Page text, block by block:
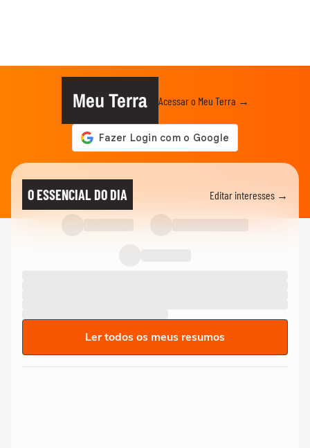
Meu Terra Acessar o Meu Terra →
O ESSENCIAL DO DIA Editar interesses →
Ler todos os meus resumos